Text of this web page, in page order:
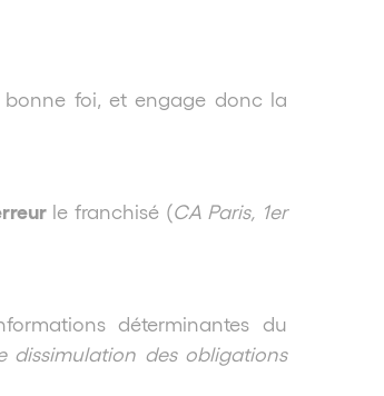
bonne foi, et engage donc la
le franchisé (CA Paris, 1er
déterminantes du
dissimulation des obligations